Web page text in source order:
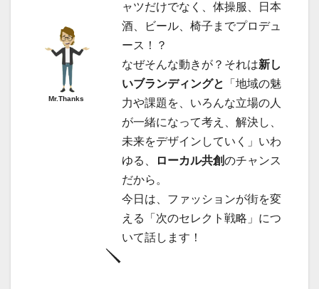
Mr.Thanks
ャツだけでなく、体操服、日本
酒、ビール、椅子までプロデュ
ース！？
なぜそんな動きが？それは新し
いブランディングと
「地域の魅
力や課題を、いろんな立場の人
が一緒になって考え、解決し、
未来をデザインしていく」いわ
ゆる、
ローカル共創のチャンス
だから。
今日は、ファッションが街を変
える「次のセレクト戦略」につ
いて話します！